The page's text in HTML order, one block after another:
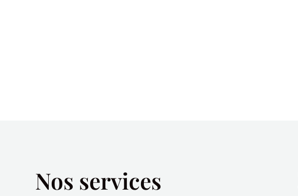
Nos services